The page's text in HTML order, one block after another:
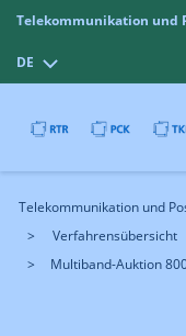
Telekommunikation und
DE
Telekommunikation und
Verfahrensübersicht
Multiband-Auktion